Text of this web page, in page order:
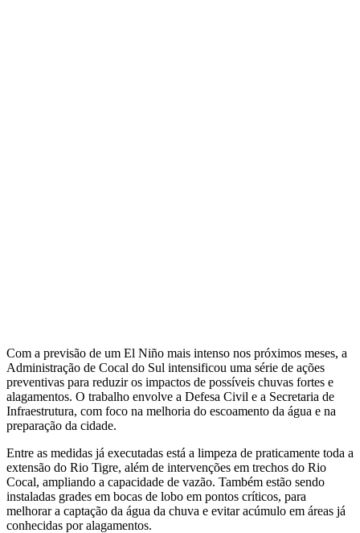
Com a previsão de um El Niño mais intenso nos próximos meses, a
Administração de Cocal do Sul intensificou uma série de ações
preventivas para reduzir os impactos de possíveis chuvas fortes e
alagamentos. O trabalho envolve a Defesa Civil e a Secretaria de
Infraestrutura, com foco na melhoria do escoamento da água e na
preparação da cidade.
Entre as medidas já executadas está a limpeza de praticamente toda a
extensão do Rio Tigre, além de intervenções em trechos do Rio
Cocal, ampliando a capacidade de vazão. Também estão sendo
instaladas grades em bocas de lobo em pontos críticos, para
melhorar a captação da água da chuva e evitar acúmulo em áreas já
conhecidas por alagamentos.